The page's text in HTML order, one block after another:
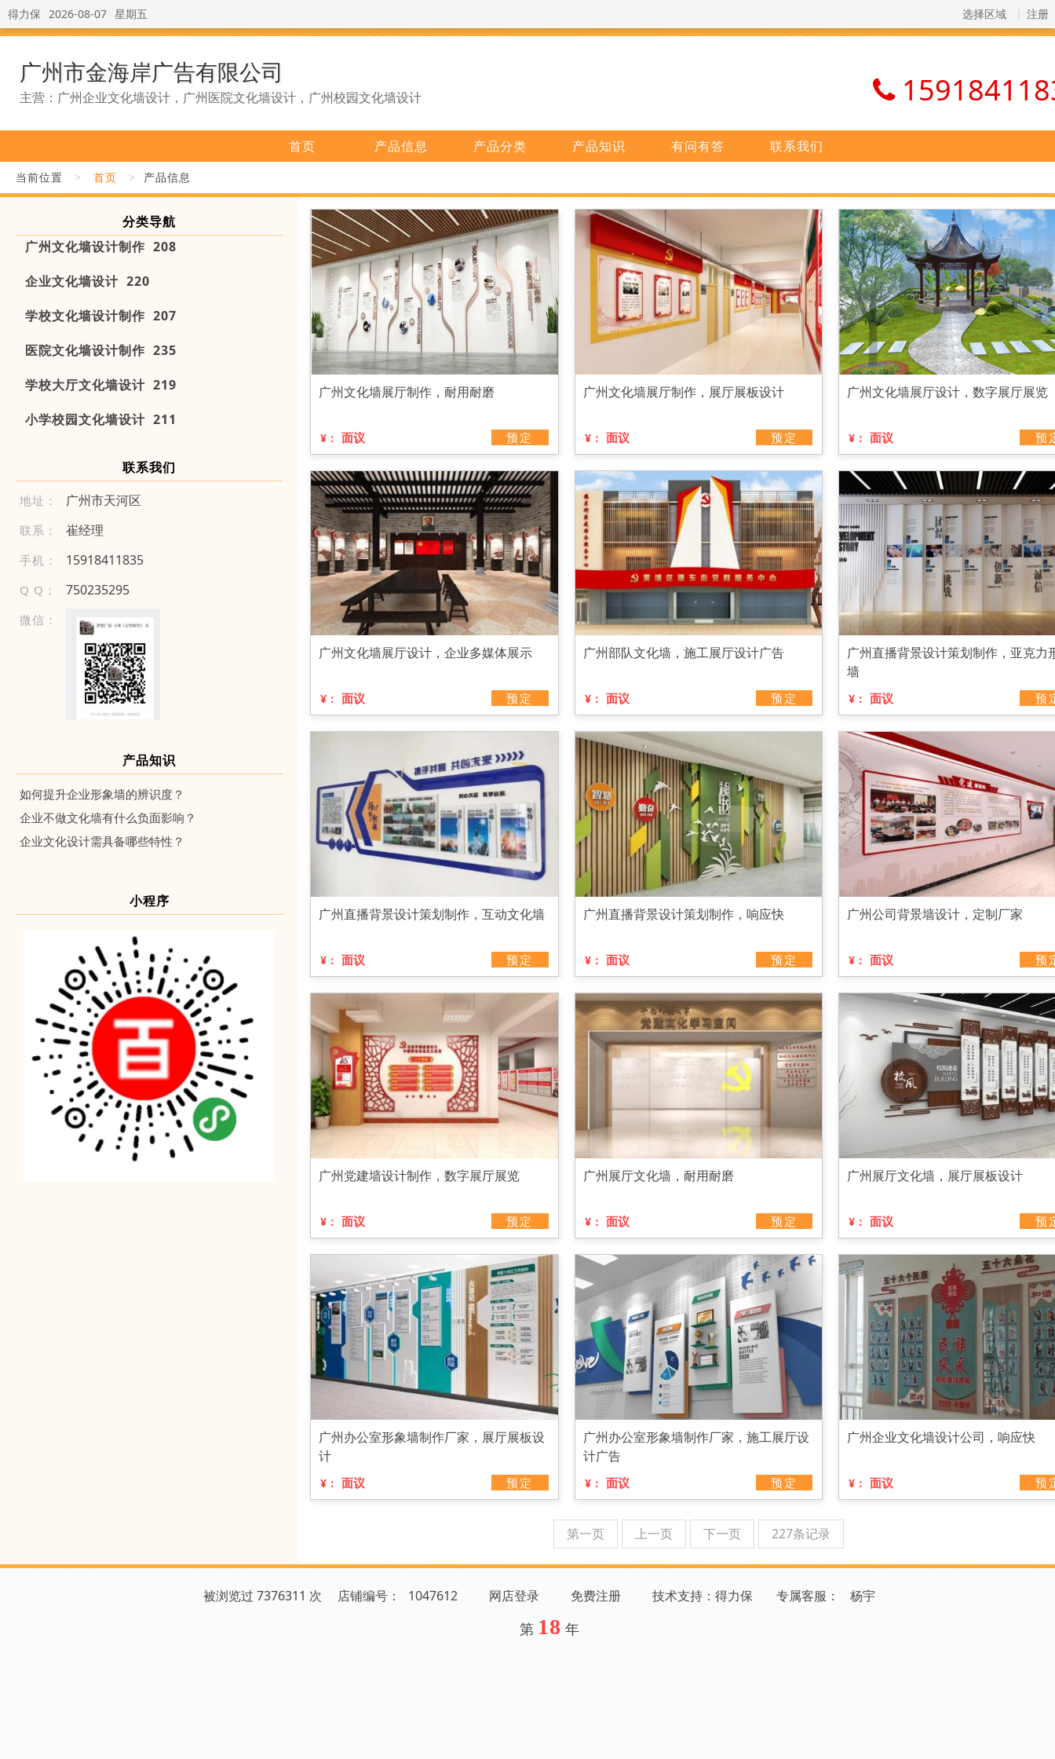
得力保 2026-08-07 星期五 选择区域 注册
广州市金海岸广告有限公司
主营：广州企业文化墙设计，广州医院文化墙设计，广州校园文化墙设计
首页 产品信息 产品分类 产品知识 有问有答 联系我们
当前位置 > 首页 > 产品信息
分类导航
广州文化墙设计制作 208
企业文化墙设计 220
学校文化墙设计制作 207
医院文化墙设计制作 235
学校大厅文化墙设计 219
小学校园文化墙设计 211
联系我们
地址： 广州市天河区
联系： 崔经理
手机： 1 591 8 411 83 5
Q Q： 750235295
微信：
产品知识
如何提升企业形象墙的辨识度？
企业不做文化墙有什么负面影响？
企业文化设计需具备哪些特性？
小程序
广州文化墙展厅制作，耐用耐磨
¥： 面议 预定
广州文化墙展厅制作，展厅展板设计
¥： 面议 预定
广州文化墙展厅设计，数字展厅展览
¥： 面议 预
广州文化墙展厅设计，企业多媒体展示
¥： 面议 预定
广州部队文化墙，施工展厅设计广告
¥： 面议 预定
广州直播背景设计策划制作，亚克力
墙
¥： 面议 预
广州直播背景设计策划制作，互动文化墙
¥： 面议 预定
广州直播背景设计策划制作，响应快
¥： 面议 预定
广州公司背景墙设计，定制厂家
¥： 面议 预
广州党建墙设计制作，数字展厅展览
¥： 面议 预定
广州展厅文化墙，耐用耐磨
¥： 面议 预定
广州展厅文化墙，展厅展板设计
¥： 面议 预
广州办公室形象墙制作厂家，展厅展板设
计
¥： 面议 预定
广州办公室形象墙制作厂家，施工展厅设
计广告
¥： 面议 预定
广州企业文化墙设计公司，响应快
¥： 面议 预
第一页 上一页 下一页 227条记录
被浏览过 7376311 次 店铺编号： 1047612 网店登录 免费注册 技术支持：得力保 专属客服 ： 杨宇
第 18 年